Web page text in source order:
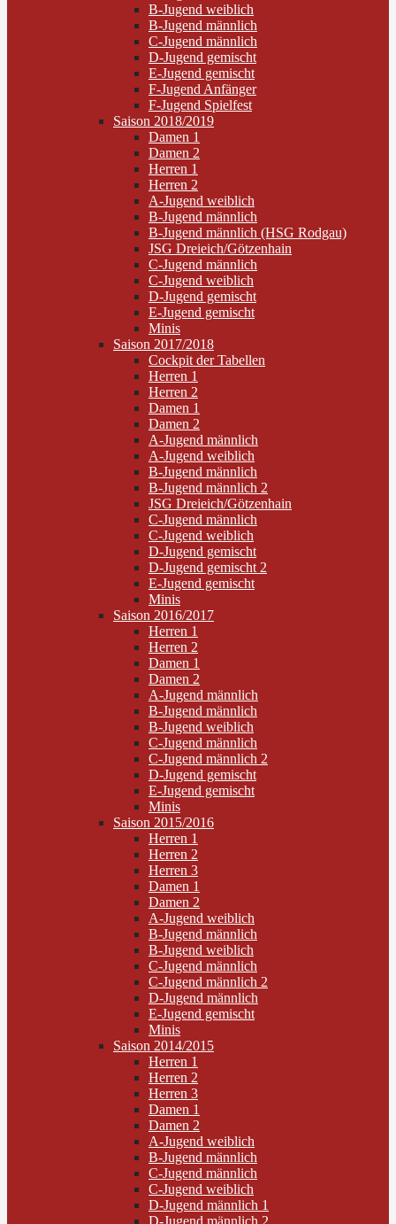
B-Jugend weiblich
B-Jugend männlich
C-Jugend männlich
D-Jugend gemischt
E-Jugend gemischt
F-Jugend Anfänger
F-Jugend Spielfest
Saison 2018/2019
Damen 1
Damen 2
Herren 1
Herren 2
A-Jugend weiblich
B-Jugend männlich
B-Jugend männlich (HSG Rodgau)
JSG Dreieich/Götzenhain
C-Jugend männlich
C-Jugend weiblich
D-Jugend gemischt
E-Jugend gemischt
Minis
Saison 2017/2018
Cockpit der Tabellen
Herren 1
Herren 2
Damen 1
Damen 2
A-Jugend männlich
A-Jugend weiblich
B-Jugend männlich
B-Jugend männlich 2
JSG Dreieich/Götzenhain
C-Jugend männlich
C-Jugend weiblich
D-Jugend gemischt
D-Jugend gemischt 2
E-Jugend gemischt
Minis
Saison 2016/2017
Herren 1
Herren 2
Damen 1
Damen 2
A-Jugend männlich
B-Jugend männlich
B-Jugend weiblich
C-Jugend männlich
C-Jugend männlich 2
D-Jugend gemischt
E-Jugend gemischt
Minis
Saison 2015/2016
Herren 1
Herren 2
Herren 3
Damen 1
Damen 2
A-Jugend weiblich
B-Jugend männlich
B-Jugend weiblich
C-Jugend männlich
C-Jugend männlich 2
D-Jugend männlich
E-Jugend gemischt
Minis
Saison 2014/2015
Herren 1
Herren 2
Herren 3
Damen 1
Damen 2
A-Jugend weiblich
B-Jugend männlich
C-Jugend männlich
C-Jugend weiblich
D-Jugend männlich 1
D-Jugend männlich 2